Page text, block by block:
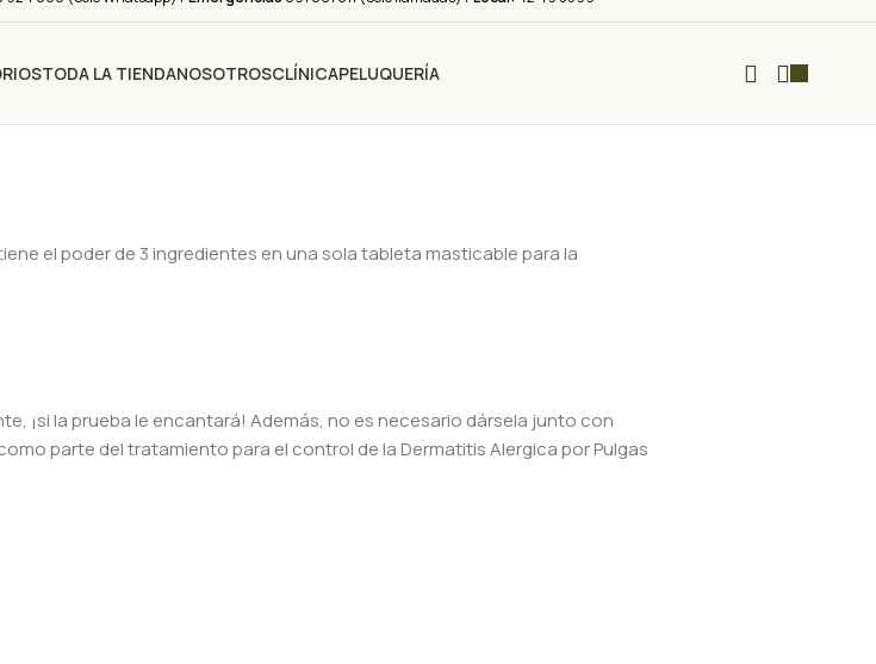
TODA LA TIENDANOSOTROSCLÍNICAPELUQUERÍA
el poder de 3 ingredientes en una sola tableta masticable para la
¡si la prueba le encantará! Además, no es necesario dársela junto con
parte del tratamiento para el control de la Dermatitis Alergica por Pulgas